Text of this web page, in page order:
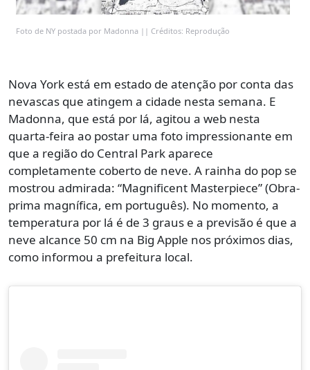
Foto de NY postada por Madonna || Créditos: Reprodução
Nova York está em estado de atenção por conta das
nevascas que atingem a cidade nesta semana. E
Madonna, que está por lá, agitou a web nesta
quarta-feira ao postar uma foto impressionante em
que a região do Central Park aparece
completamente coberto de neve. A rainha do pop se
mostrou admirada: “Magnificent Masterpiece” (Obra-
prima magnífica, em português). No momento, a
temperatura por lá é de 3 graus e a previsão é que a
neve alcance 50 cm na Big Apple nos próximos dias,
como informou a prefeitura local.